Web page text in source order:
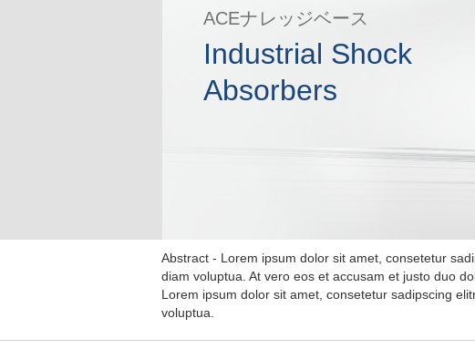
ACEナレッジベース
Industrial Shock
Absorbers
Abstract - Lorem ipsum dolor sit amet, consetetur
diam voluptua. At vero eos et accusam et justo duo
Lorem ipsum dolor sit amet, consetetur sadipscing
voluptua.